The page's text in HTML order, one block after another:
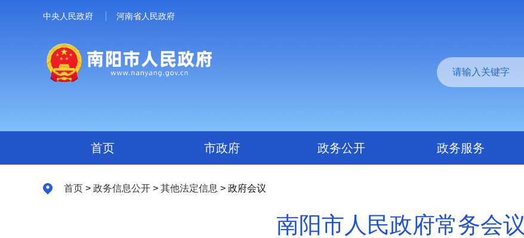
中央人民政府 河南省人民政府
首页 市政府 政务公开 政务服务
首页 > 政务信息公开 > 其他法定信息 > 政府会议
南阳市人民政府常务会议